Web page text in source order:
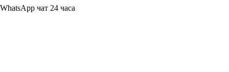
WhatsApp чат 24 часа